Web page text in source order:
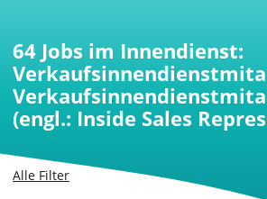
Alle Filter
64 Jobs im Innendienst:
(engl.: Inside Sales